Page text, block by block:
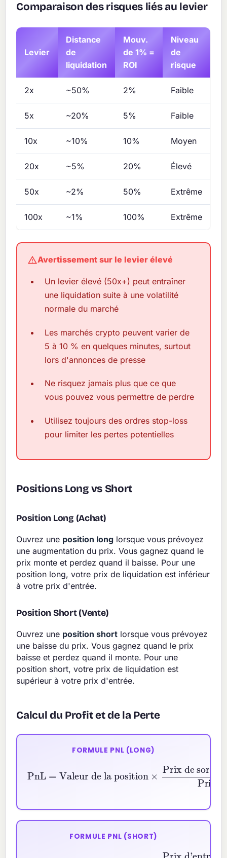
Comparaison des risques liés au levier
Levier
Distance
de
liquidation
Mouv.
de 1% =
ROI
Niveau
de
risque
2x ~50% 2% Faible
5x ~20% 5% Faible
10x ~10% 10% Moyen
20x ~5% 20% Élevé
50x ~2% 50% Extrême
100x ~1% 100% Extrême
Avertissement sur le levier élevé
Un levier élevé (50x+) peut entraîner
une liquidation suite à une volatilité
normale du marché
Les marchés crypto peuvent varier de
5 à 10 % en quelques minutes, surtout
lors d'annonces de presse
Ne risquez jamais plus que ce que
vous pouvez vous permettre de perdre
Utilisez toujours des ordres stop-loss
pour limiter les pertes potentielles
Positions Long vs Short
Position Long (Achat)
Ouvrez une position long lorsque vous prévoyez
une augmentation du prix. Vous gagnez quand le
prix monte et perdez quand il baisse. Pour une
position long, votre prix de liquidation est inférieur
à votre prix d'entrée.
Position Short (Vente)
Ouvrez une position short lorsque vous prévoyez
une baisse du prix. Vous gagnez quand le prix
baisse et perdez quand il monte. Pour une
position short, votre prix de liquidation est
supérieur à votre prix d'entrée.
Calcul du Profit et de la Perte
FORMULE PNL (LONG)
Prix d'entrée
FORMULE PNL (SHORT)
×
Prix d'entrée